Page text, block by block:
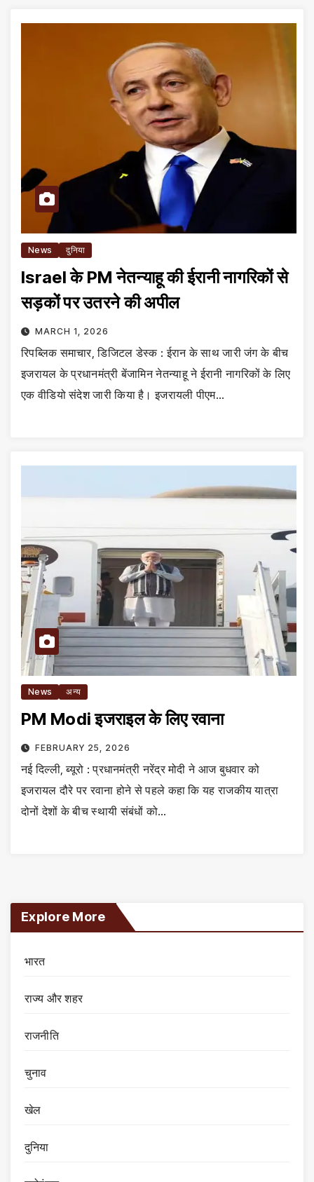
News दुनिया
Israel के PM नेतन्याहू की ईरानी नागरिकों से
सड़कों पर उतरने की अपील
MARCH 1, 2026
रिपब्लिक समाचार, डिजिटल डेस्क : ईरान के साथ जारी जंग के बीच
इजरायल के प्रधानमंत्री बेंजामिन नेतन्याहू ने ईरानी नागरिकों के लिए
एक वीडियो संदेश जारी किया है। इजरायली पीएम…
News अन्य
PM Modi इजराइल के लिए रवाना
FEBRUARY 25, 2026
नई दिल्ली, ब्यूरो : प्रधानमंत्री नरेंद्र मोदी ने आज बुधवार को
इजरायल दौरे पर रवाना होने से पहले कहा कि यह राजकीय यात्रा
दोनों देशों के बीच स्थायी संबंधों को…
Explore More
भारत
राज्य और शहर
राजनीति
चुनाव
खेल
दुनिया